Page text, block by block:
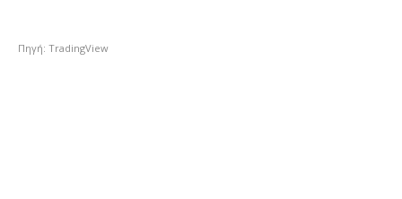
Πηγή: TradingView